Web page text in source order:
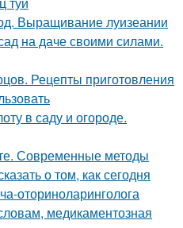
Выращивание луизеании
на даче своими силами.
Рецепты приготовления
в саду и огороде.
Современные методы
о том, как сегодня
оториноларинголога
медикаментозная